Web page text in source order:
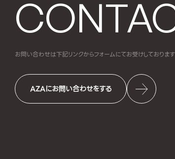
お問い合わせは下記リンクからフォームにてお受けしております
AZAにお問い合わせをする